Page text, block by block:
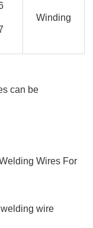
Winding
can be
Wires For
wire